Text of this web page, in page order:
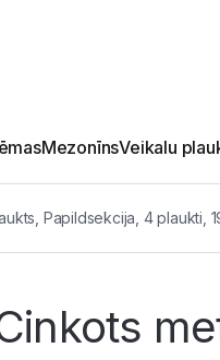
MezonīnsVeikalu
Papildsekcija, 4 plaukti,